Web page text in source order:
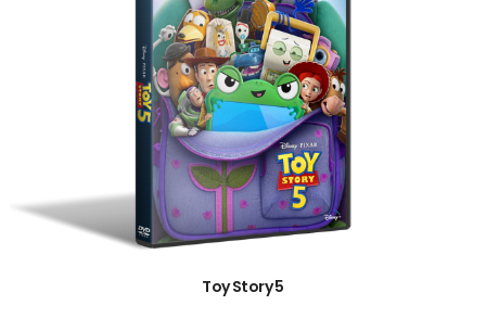
Toy Story 5